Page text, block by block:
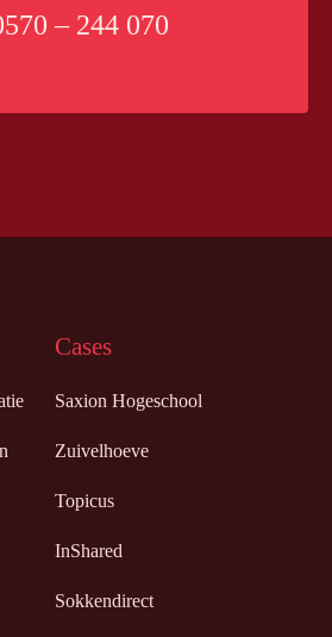
– 244 070
Cases
Saxion Hogeschool
Zuivelhoeve
Topicus
InShared
Sokkendirect